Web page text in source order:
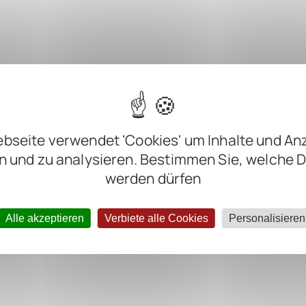
verwendet 'Cookies' um Inhalte und
und zu analysieren. Bestimmen Sie, welche
werden dürfen
Alle akzeptieren Verbiete alle Cookies Personalisieren
4.3
Silveira